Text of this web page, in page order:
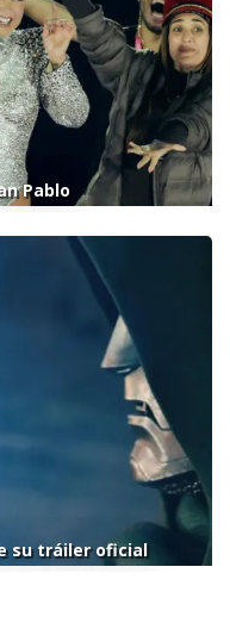
Pablo
su tráiler oficial